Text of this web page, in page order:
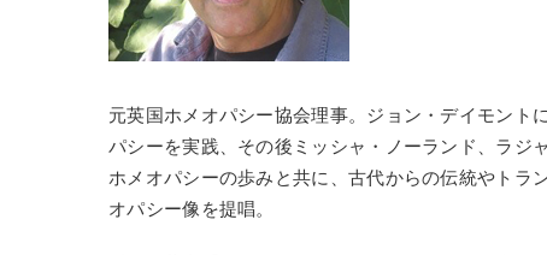
元英国ホメオパシー協会理事。ジョン・デイモント
パシーを実践、その後ミッシャ・ノーランド、ラジ
ホメオパシーの歩みと共に、古代からの伝統やトラ
オパシー像を提唱。